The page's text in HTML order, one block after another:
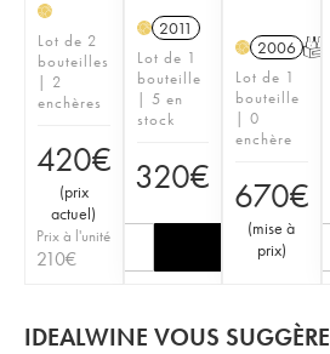
H
Lot de 2
bouteilles
| 2
enchères
420€
(prix
actuel)
Prix à l'unité
210€
H 2011
Lot de 1
bouteille
| 5 en
stock
320€
H 2006 T
Lot de 1
bouteille
| 0
enchère
670€
(mise à
prix)
IDEALWINE VOUS SUGGÈRE